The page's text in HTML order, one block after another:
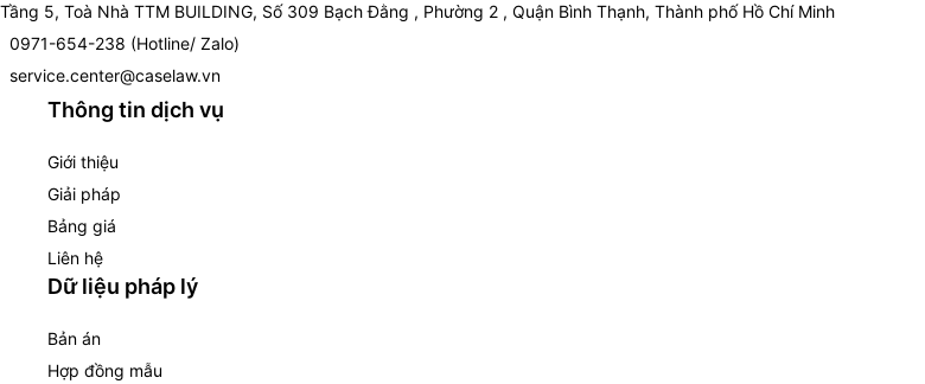
Tầng 5, Toà Nhà TTM BUILDING, Số 309 Bạch Đằng , Phường 2 , Quận Bình Thạnh, Thành phố Hồ Chí Minh
0971-654-238 (Hotline/ Zalo)
service.center@caselaw.vn
Thông tin dịch vụ
Giới thiệu
Giải pháp
Bảng giá
Liên hệ
Dữ liệu pháp lý
Bản án
Hợp đồng mẫu